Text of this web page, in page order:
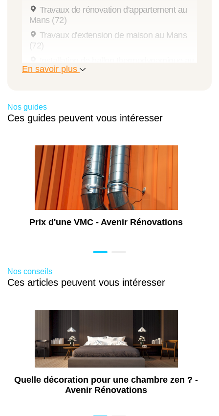
Travaux de rénovation d'appartement au
Mans (72)
Travaux d'extension de maison au Mans
(72)
Mans (72)
Installation de pergola au Mans (72)
Pose de portail au Mans (72)
Installation de panneau solaire au Mans
(72)
Installation de pompe à chaleur au Mans
(72)
Pose de baie vitrée au Mans (72)
Rénovation énergétique au Mans (72)
Prime isolation mur extérieur au Mans (72)
Aide Installation Pompe à Chaleur au
Diagnostic énergétique au Mans (72)
Pose de porte au Mans (72)
En savoir plus
Nos guides
Ces guides peuvent vous intéresser
Prix d'une VMC - Avenir Rénovations
Nos conseils
Ces articles peuvent vous intéresser
Quelle décoration pour une chambre zen ? -
Avenir Rénovations